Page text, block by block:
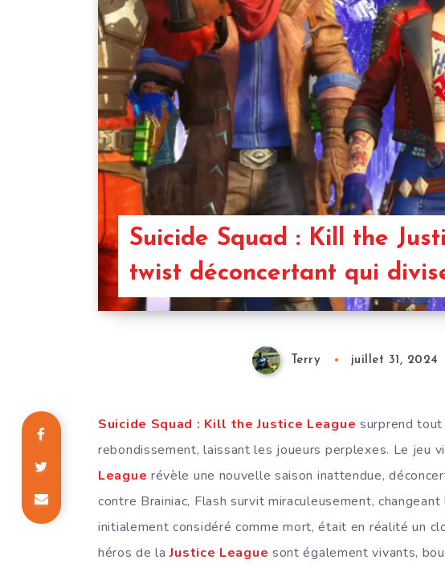
Suicide Squad : Kill the
twist déconcertant qui
Terry juillet 31, 2024
Suicide Squad : Kill the Justice League surprend
rebondissement, laissant les joueurs perplexes. Le jeu
League révèle une nouvelle saison inattendue,
contre Brainiac, Flash survit miraculeusement, changeant
initialement considéré comme mort, était en réalité un
héros de laJustice League sont également vivants,